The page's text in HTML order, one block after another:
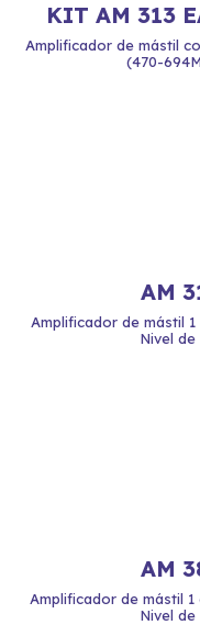
KIT AM 313
Amplificador de mástil
(470-
AM
Amplificador de mástil
Nivel de
AM
Amplificador de mástil
Nivel de